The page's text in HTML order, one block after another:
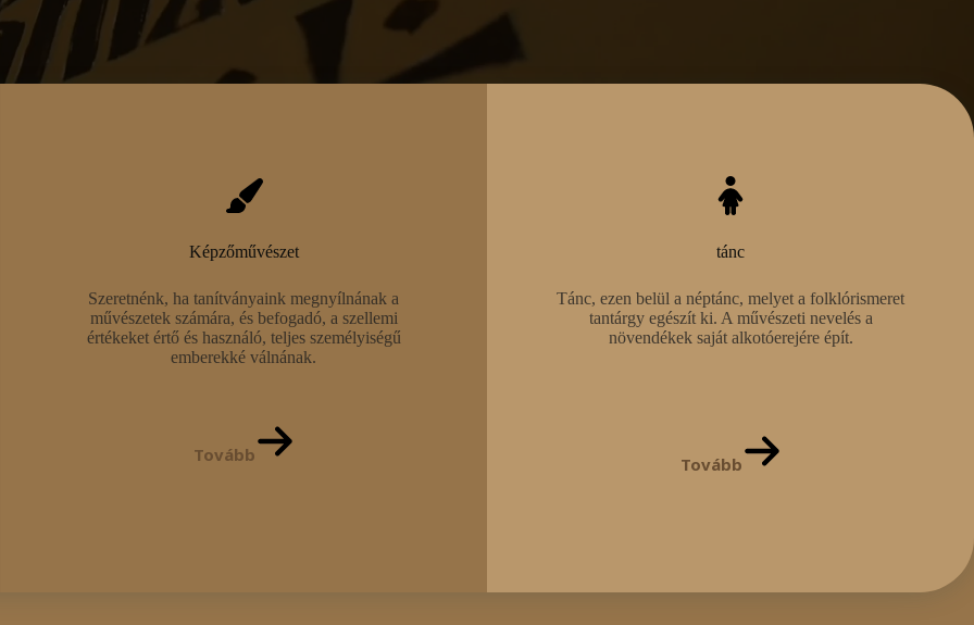
Képzőművészet
Szeretnénk, ha tanítványaink megnyílnának a
művészetek számára, és befogadó, a szellemi
értékeket értő és használó, teljes személyiségű
emberekké válnának.
Tovább
tánc
Tánc, ezen belül a néptánc, melyet a folklórismeret
tantárgy egészít ki. A művészeti nevelés a
növendékek saját alkotóerejére épít.
Tovább